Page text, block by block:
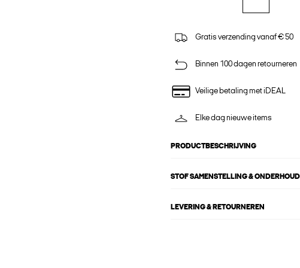
Gratis verzending vanaf € 50
Binnen 100 dagen retourneren
Veilige betaling met iDEAL
Elke dag nieuwe items
PRODUCTBESCHRIJVING
STOF SAMENSTELLING &
LEVERING & RETOURNEREN